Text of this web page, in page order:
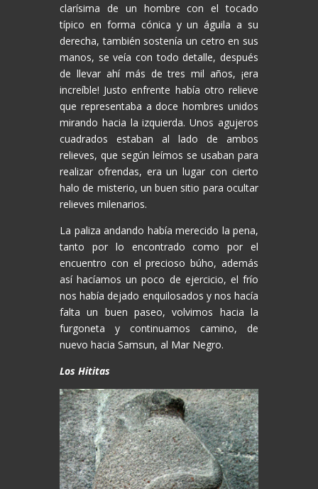
clarísima de un hombre con el tocado
típico en forma cónica y un águila a su
derecha, también sostenía un cetro en sus
manos, se veía con todo detalle, después
de llevar ahí más de tres mil años, ¡era
increíble! Justo enfrente había otro relieve
que representaba a doce hombres unidos
mirando hacia la izquierda. Unos agujeros
cuadrados estaban al lado de ambos
relieves, que según leímos se usaban para
realizar ofrendas, era un lugar con cierto
halo de misterio, un buen sitio para ocultar
relieves milenarios.
La paliza andando había merecido la pena,
tanto por lo encontrado como por el
encuentro con el precioso búho, además
así hacíamos un poco de ejercicio, el frío
nos había dejado enquilosados y nos hacía
falta un buen paseo, volvimos hacia la
furgoneta y continuamos camino, de
nuevo hacia Samsun, al Mar Negro.
Los Hititas